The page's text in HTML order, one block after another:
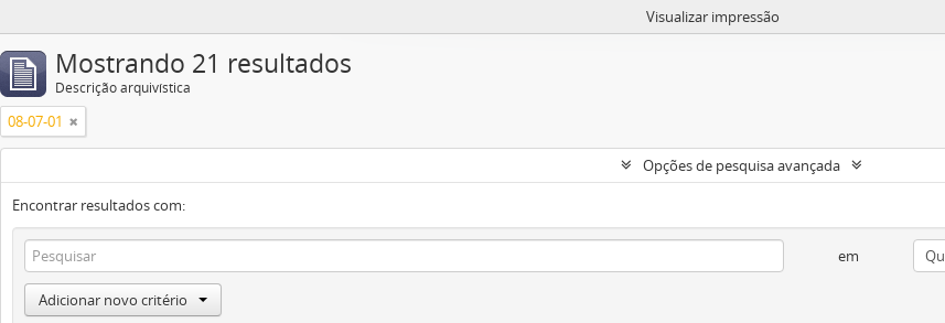
Visualizar impressão
Mostrando 21 resultados
Descrição arquivística
08-07-01
Opções de pesquisa avançada
Encontrar resultados com:
em
Adicionar novo critério